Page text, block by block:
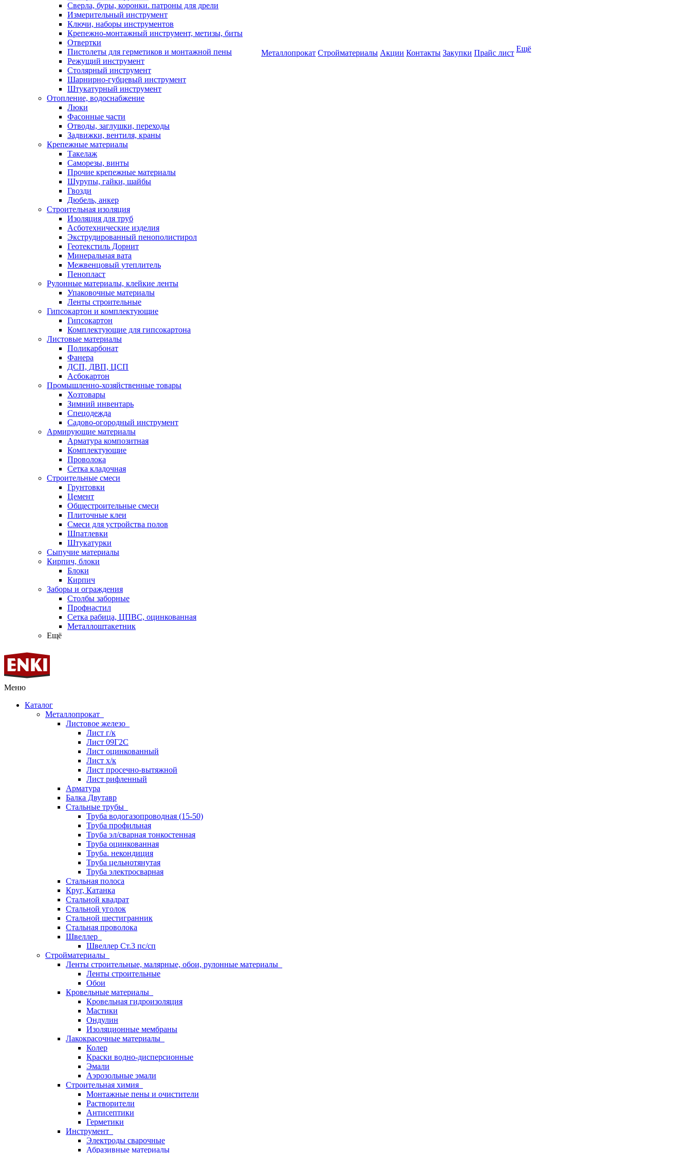
Сверла, буры, коронки. патроны для дрели
Измерительный инструмент
Ключи, наборы инструментов
Крепежно-монтажный инструмент, метизы, биты
Отвертки
Пистолеты для герметиков и монтажной пены
Режущий инструмент
Столярный инструмент
Шарнирно-губцевый инструмент
Штукатурный инструмент
Отопление, водоснабжение
Люки
Фасонные части
Отводы, заглушки, переходы
Задвижки, вентиля, краны
Крепежные материалы
Такелаж
Саморезы, винты
Прочие крепежные материалы
Шурупы, гайки, шайбы
Гвозди
Дюбель, анкер
Строительная изоляция
Изоляция для труб
Асботехнические изделия
Экструдированный пенополистирол
Геотекстиль Дорнит
Минеральная вата
Межвенцовый утеплитель
Пенопласт
Рулонные материалы, клейкие ленты
Упаковочные материалы
Ленты строительные
Гипсокартон и комплектующие
Гипсокартон
Комплектующие для гипсокартона
Листовые материалы
Поликарбонат
Фанера
ДСП, ДВП, ЦСП
Асбокартон
Промышленно-хозяйственные товары
Хозтовары
Зимний инвентарь
Спецодежда
Садово-огородный инструмент
Армирующие материалы
Арматура композитная
Комплектующие
Проволока
Сетка кладочная
Строительные смеси
Грунтовки
Цемент
Общестроительные смеси
Плиточные клеи
Смеси для устройства полов
Шпатлевки
Штукатурки
Сыпучие материалы
Кирпич, блоки
Блоки
Кирпич
Заборы и ограждения
Столбы заборные
Профнастил
Сетка рабица, ЦПВС, оцинкованная
Металлоштакетник
Ещё
Металлопрокат Стройматериалы Акции Контакты Закупки Прайс лист Ещё
Меню
Каталог
Металлопрокат
Листовое железо
Лист г/к
Лист 09Г2С
Лист оцинкованный
Лист х/к
Лист просечно-вытяжной
Лист рифленный
Арматура
Балка Двутавр
Стальные трубы
Труба водогазопроводная (15-50)
Труба профильная
Труба эл/сварная тонкостенная
Труба оцинкованная
Труба. некондиция
Труба цельнотянутая
Труба электросварная
Стальная полоса
Круг, Катанка
Стальной квадрат
Стальной уголок
Стальной шестигранник
Стальная проволока
Швеллер
Швеллер Ст.3 пс/сп
Стройматериалы
Ленты строительные, малярные, обои, рулонные материалы
Ленты строительные
Обои
Кровельные материалы
Кровельная гидроизоляция
Мастики
Ондулин
Изоляционные мембраны
Лакокрасочные материалы
Колер
Краски водно-дисперсионные
Эмали
Аэрозольные эмали
Строительная химия
Монтажные пены и очистители
Растворители
Антисептики
Герметики
Инструмент
Электроды сварочные
Абразивные материалы